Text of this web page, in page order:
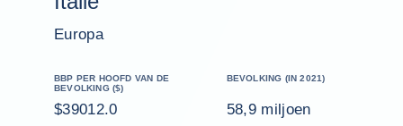
Europa
BBP PER HOOFD VAN DE
BEVOLKING ($)
$39012.0
BEVOLKING (IN 2021)
58,9 miljoen